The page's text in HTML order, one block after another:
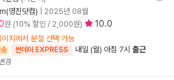
영진닷컴)
2025년 08월
원 (10% 할인 / 2,000원) 10.0
이지에서 분철 선택 가능
썬데이 EXPRESS 내일 (월) 아침 7시 출근
변경